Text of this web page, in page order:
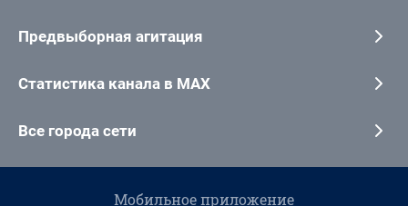
Предвыборная агитация
Статистика канала в MAX
Все города сети
Мобильное приложение